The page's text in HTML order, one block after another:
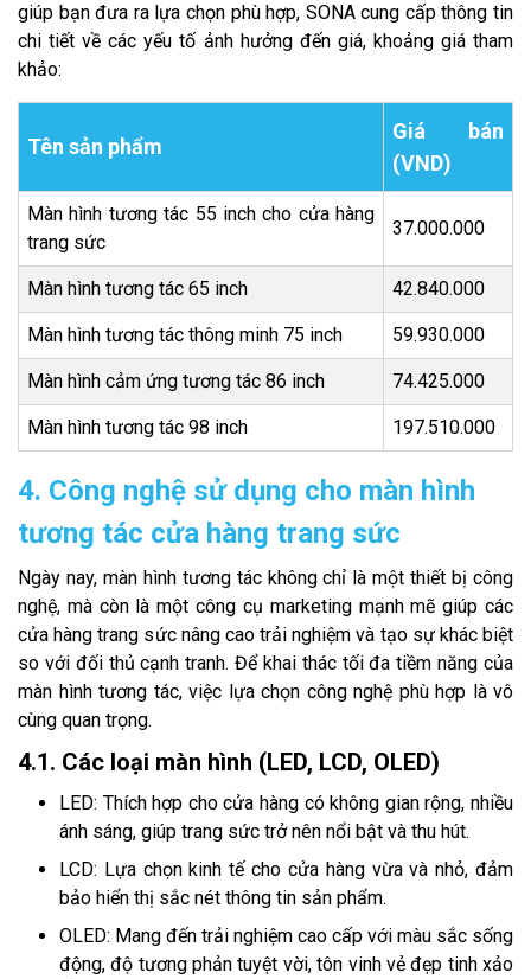
giúp bạn đưa ra lựa chọn phù hợp, SONA cung cấp thông tin
chi tiết về các yếu tố ảnh hưởng đến giá, khoảng giá tham
khảo:
Tên sản phẩm
Giá bán
(VND)
Màn hình tương tác 55 inch cho cửa hàng
trang sức
37.000.000
Màn hình tương tác 65 inch 42.840.000
Màn hình tương tác thông minh 75 inch 59.930.000
Màn hình cảm ứng tương tác 86 inch 74.425.000
Màn hình tương tác 98 inch 197.510.000
4. Công nghệ sử dụng cho màn hình
tương tác cửa hàng trang sức
Ngày nay, màn hình tương tác không chỉ là một thiết bị công
nghệ, mà còn là một công cụ marketing mạnh mẽ giúp các
cửa hàng trang sức nâng cao trải nghiệm và tạo sự khác biệt
so với đối thủ cạnh tranh. Để khai thác tối đa tiềm năng của
màn hình tương tác, việc lựa chọn công nghệ phù hợp là vô
cùng quan trọng.
4.1. Các loại màn hình (LED, LCD, OLED)
LED: Thích hợp cho cửa hàng có không gian rộng, nhiều
ánh sáng, giúp trang sức trở nên nổi bật và thu hút.
LCD: Lựa chọn kinh tế cho cửa hàng vừa và nhỏ, đảm
bảo hiển thị sắc nét thông tin sản phẩm.
OLED: Mang đến trải nghiệm cao cấp với màu sắc sống
động, độ tương phản tuyệt vời, tôn vinh vẻ đẹp tinh xảo